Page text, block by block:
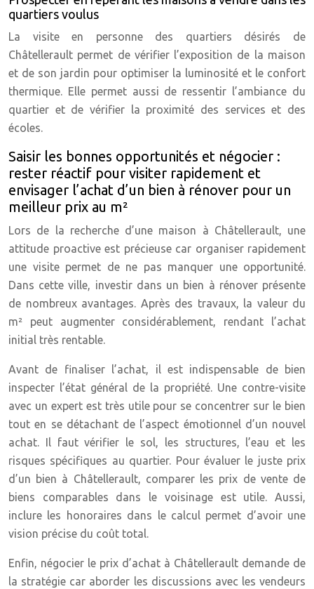
quartiers voulus
La visite en personne des quartiers désirés de
Châtellerault permet de vérifier l’exposition de la maison
et de son jardin pour optimiser la luminosité et le confort
thermique. Elle permet aussi de ressentir l’ambiance du
quartier et de vérifier la proximité des services et des
écoles.
Saisir les bonnes opportunités et négocier :
rester réactif pour visiter rapidement et
envisager l’achat d’un bien à rénover pour un
meilleur prix au m²
Lors de la recherche d’une maison à Châtellerault, une
attitude proactive est précieuse car organiser rapidement
une visite permet de ne pas manquer une opportunité.
Dans cette ville, investir dans un bien à rénover présente
de nombreux avantages. Après des travaux, la valeur du
m² peut augmenter considérablement, rendant l’achat
initial très rentable.
Avant de finaliser l’achat, il est indispensable de bien
inspecter l’état général de la propriété. Une contre-visite
avec un expert est très utile pour se concentrer sur le bien
tout en se détachant de l’aspect émotionnel d’un nouvel
achat. Il faut vérifier le sol, les structures, l’eau et les
risques spécifiques au quartier. Pour évaluer le juste prix
d’un bien à Châtellerault, comparer les prix de vente de
biens comparables dans le voisinage est utile. Aussi,
inclure les honoraires dans le calcul permet d’avoir une
vision précise du coût total.
Enfin, négocier le prix d’achat à Châtellerault demande de
la stratégie car aborder les discussions avec les vendeurs